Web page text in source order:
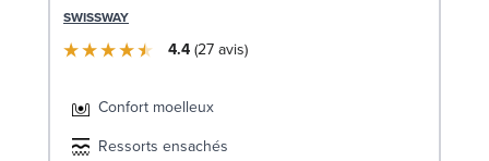
SWISSWAY
4.4 27avis
Confort moelleux
Ressorts ensachés